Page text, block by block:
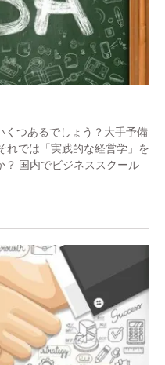
くつあるでしょう？大手予備
れでは「実践的な経営学」を
？ 国内でビジネススクール